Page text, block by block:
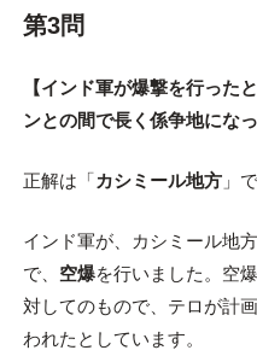
第3問
【インド軍が爆撃を行った
ンとの間で長く係争地にな
正解は「カシミール地方」
インド軍が、カシミール地
で、 空爆を行いました。空
対してのもので、テロが計
われたとしています。